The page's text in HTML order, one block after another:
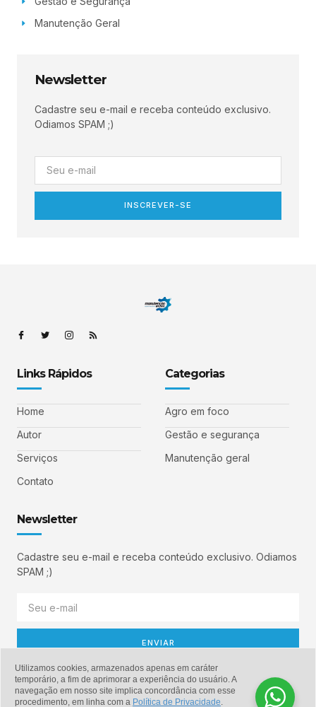
Manutenção Geral
Newsletter
Cadastre seu e-mail e receba conteúdo exclusivo.
Odiamos SPAM ;)
INSCREVER-SE
Links Rápidos
Home
Autor
Serviços
Contato
Categorias
Agro em foco
Gestão e segurança
Manutenção geral
Newsletter
Cadastre seu e-mail e receba conteúdo exclusivo. Odiamos
SPAM ;)
ENVIAR
© Copyright 2026 - Manutenção em Foco
Utilizamos cookies, armazenados apenas em caráter
temporário, a fim de aprimorar a experiência do usuário. A
navegação em nosso site implica concordância com esse
procedimento, em linha com a Política de Privacidade.